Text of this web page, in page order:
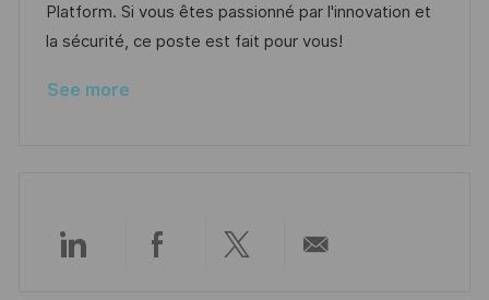
o
n
d
D
t
g
o
y
Platform. Si vous êtes passionné par l'innovation et
la sécurité, ce poste est fait pour vous!
See more
Share
Share Share